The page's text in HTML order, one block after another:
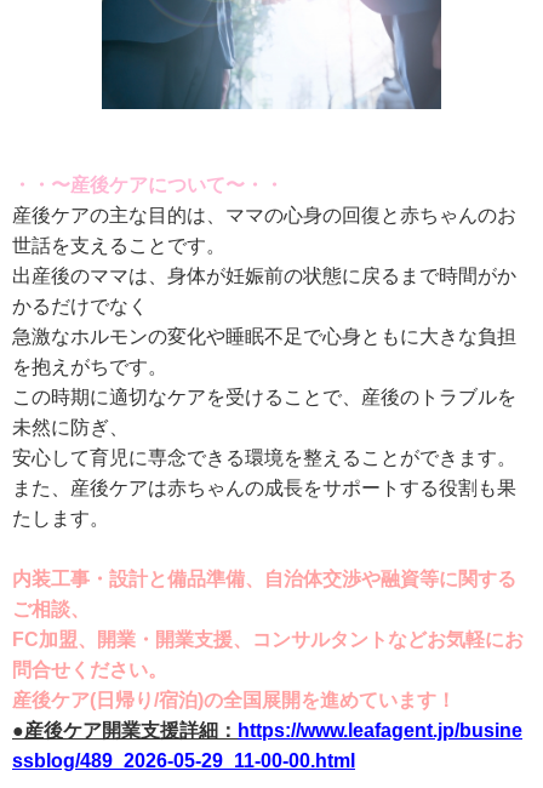
・・〜産後ケアについて〜・・
産後ケアの主な⽬的は、ママの⼼⾝の回復と⾚ちゃんのお
世話を⽀えることです。
出産後のママは、⾝体が妊娠前の状態に戻るまで時間がか
かるだけでなく
急激なホルモンの変化や睡眠不⾜で⼼⾝ともに⼤きな負担
を抱えがちです。
この時期に適切なケアを受けることで、産後のトラブルを
未然に防ぎ、
安⼼して育児に専念できる環境を整えることができます。
また、産後ケアは⾚ちゃんの成⻑をサポートする役割も果
たします。
内装工事・設計と備品準備、自治体交渉や融資等に関する
ご相談、
FC加盟、開業・開業支援、コンサルタントなどお気軽にお
問合せください。
産後ケア(日帰り/宿泊)の全国展開を進めています！
●産後ケア開業支援詳細： https://www.leafagent.jp/busine
ssblog/489_2026-05-29_11-00-00.html